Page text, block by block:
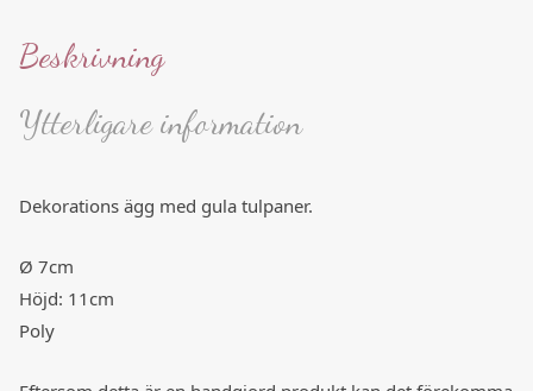
Beskrivning
Ytterligare information
Dekorations ägg med gula tulpaner.
Ø 7cm
Höjd: 11cm
Poly